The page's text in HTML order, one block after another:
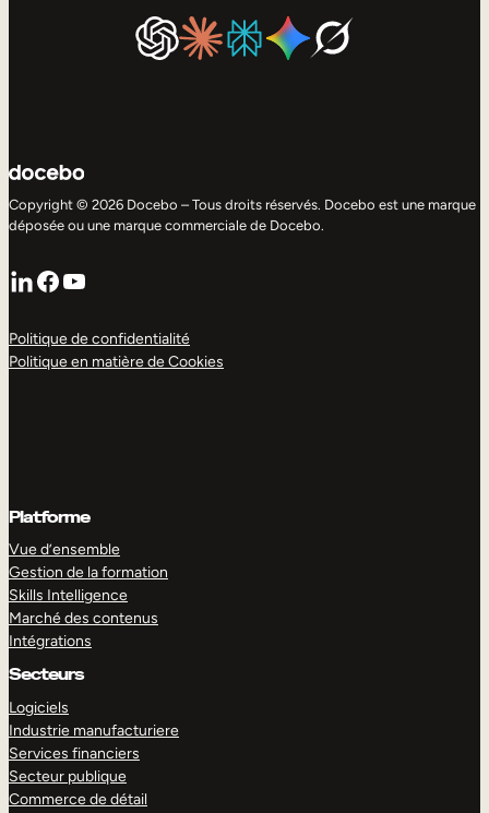
Copyright © 2026 Docebo – Tous droits réservés. Docebo est une marque
déposée ou une marque commerciale de Docebo.
LinkedIn
Facebook
YouTube
Politique de confidentialité
Politique en matière de Cookies
Platforme
Vue d’ensemble
Gestion de la formation
Skills Intelligence
Marché des contenus
Intégrations
Secteurs
Logiciels
Industrie manufacturiere
Services financiers
Secteur publique
Commerce de détail